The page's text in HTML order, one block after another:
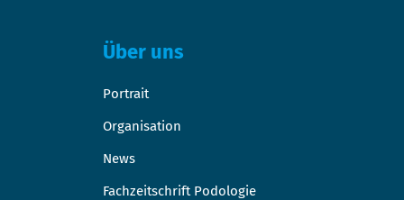
Über uns
Portrait
Organisation
News
Fachzeitschrift Podologie